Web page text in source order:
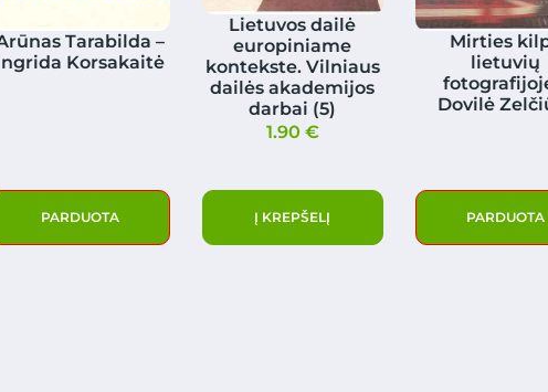
Tarabilda –
Korsakaitė
PARDUOTA
Lietuvos dailė
europiniame
kontekste. Vilniaus
dailės akademijos
darbai (5)
1.90 €
Į KREPŠELĮ
Mirties
lietuvių
Dovilė
PARDUOTA